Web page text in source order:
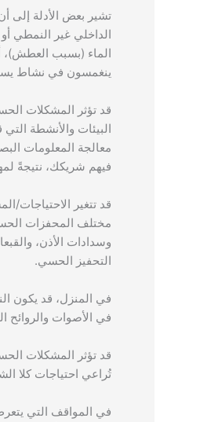
تشير بعض الأدلة
الماء (بسبب العطش)،
ينغمسون في نشاط
قد تؤثر المشكلات
البيئات والأنشطة
معالجة المعلومات
فيهم شريكك، نتيجةً
قد تتغير
مختلف المحفزات
وسدادات الأذن،
التحفيز الحسي.
في المنزل، قد يكون
في الأصوات والروائح
قد تؤثر المشكلات
تُراعي احتياجات كلا
في المواقف التي